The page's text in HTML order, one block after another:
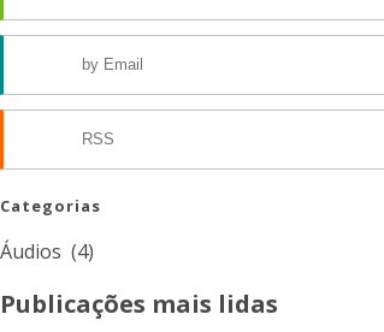
by Email
RSS
Categorias
Áudios (4)
Publicações mais lidas